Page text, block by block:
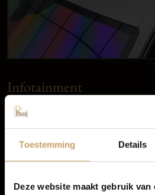
Toestemming Details
Deze website maakt gebruik van
Infotainment
Navigatiesysteem full map
Radio cd speler
Occasions
Autolease
Financiering